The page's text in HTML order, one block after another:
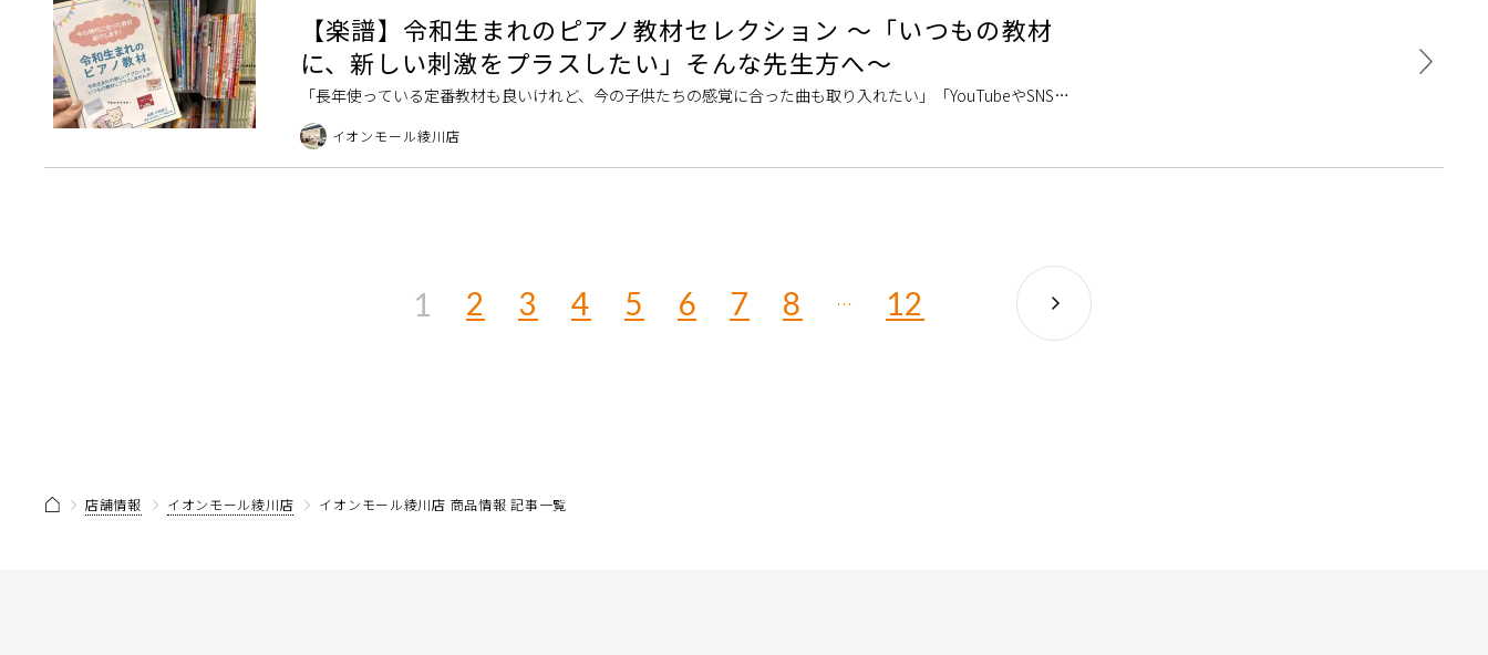
【楽譜】令和生まれのピアノ教材セレクション 〜「いつもの教材
に、新しい刺激をプラスしたい」そんな先生方へ〜
「長年使っている定番教材も良いけれど、今の子供たちの感覚に合った曲も取り入れたい」「YouTubeやSNSに
慣れている子に、どうやって興味を持ってもらおう？」 […]
イオンモール綾川店
1 2 3 4 5 6 7 8 … 12
店舗情報 イオンモール綾川店 イオンモール綾川店 商品情報 記事一覧